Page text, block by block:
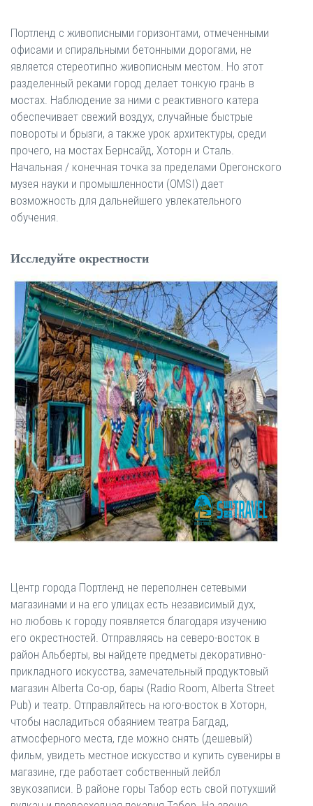
Портленд с живописными горизонтами, отмеченными
офисами и спиральными бетонными дорогами, не
является стереотипно живописным местом. Но этот
разделенный реками город делает тонкую грань в
мостах. Наблюдение за ними с реактивного катера
обеспечивает свежий воздух, случайные быстрые
повороты и брызги, а также урок архитектуры, среди
прочего, на мостах Бернсайд, Хоторн и Сталь.
Начальная / конечная точка за пределами Орегонского
музея науки и промышленности (OMSI) дает
возможность для дальнейшего увлекательного
обучения.
Исследуйте окрестности
Центр города Портленд не переполнен сетевыми
магазинами и на его улицах есть независимый дух,
но любовь к городу появляется благодаря изучению
его окрестностей. Отправляясь на северо-восток в
район Альберты, вы найдете предметы декоративно-
прикладного искусства, замечательный продуктовый
магазин Alberta Co-op, бары (Radio Room, Alberta Street
Pub) и театр. Отправляйтесь на юго-восток в Хоторн,
чтобы насладиться обаянием театра Багдад,
атмосферного места, где можно снять (дешевый)
фильм, увидеть местное искусство и купить сувениры в
магазине, где работает собственный лейбл
звукозаписи. В районе горы Табор есть свой потухший